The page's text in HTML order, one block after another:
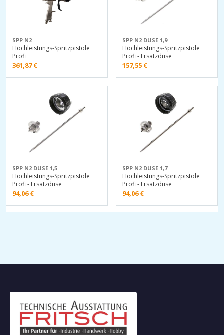
SPP N2
Hochleistungs-Spritzpistole
Profi
361,87€
SPP N2 DUSE 1,9
Hochleistungs-Spritzpistole
Profi - Ersatzdüse
157,55 €
SPP N2 DUSE 1,5
Hochleistungs-Spritzpistole
Profi - Ersatzdüse
94,06€
SPP N2 DUSE 1,7
Hochleistungs-Spritzpistole
Profi - Ersatzdüse
94,06€